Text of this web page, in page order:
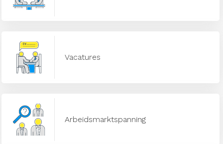
Vacatures
Arbeidsmarktspanning